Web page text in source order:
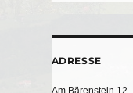
ADRESSE